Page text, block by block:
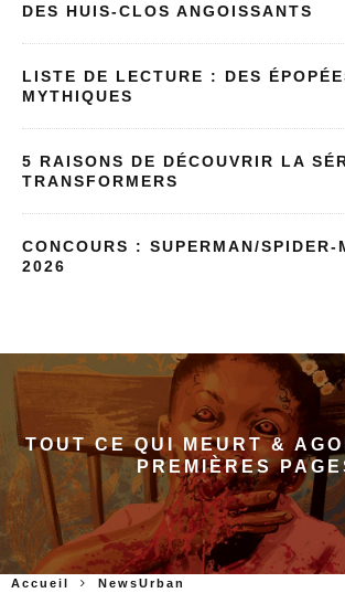
DES HUIS-CLOS ANGOISSANTS
LISTE DE LECTURE : DES
MYTHIQUES
5 RAISONS DE DÉCOUVRIR LA
TRANSFORMERS
CONCOURS : SUPERMAN/
2026
TOUT CE QUI MEURT &
PREMIÈRES
Accueil NewsUrban